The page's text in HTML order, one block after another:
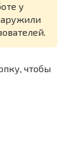
у
чтобы